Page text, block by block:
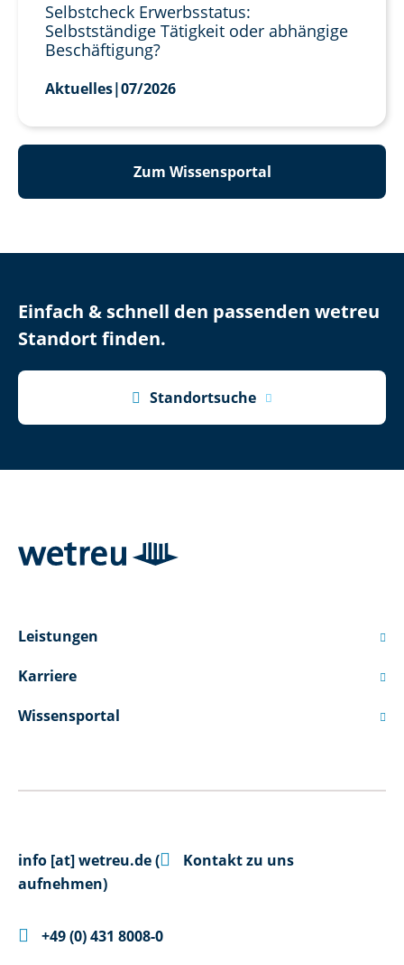
Selbstcheck Erwerbsstatus:
Selbstständige Tätigkeit oder abhängige
Beschäftigung?
Aktuelles|07/2026
Zum Wissensportal
Einfach & schnell den passenden wetreu
Standort finden.
 Standortsuche
Leistungen 
Karriere 
Wissensportal 
info [at]wetreu.de(
Kontakt zu uns
aufnehmen)
 +49 (0) 431 8008-0